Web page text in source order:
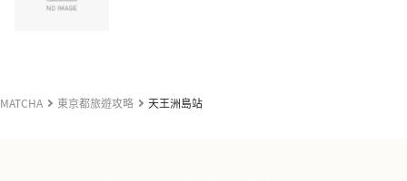
MATCHA 東京都旅遊攻略 天王洲島站